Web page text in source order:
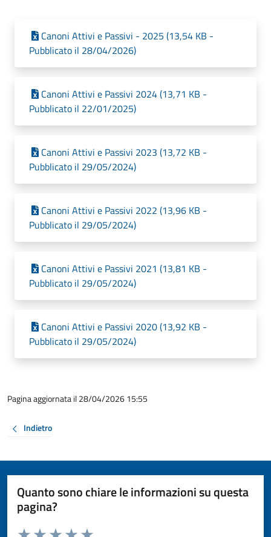
Canoni Attivi e Passivi - 2025 (13,54 KB -
Pubblicato il 28/04/2026)
Canoni Attivi e Passivi 2024 (13,71 KB -
Pubblicato il 22/01/2025)
Canoni Attivi e Passivi 2023 (13,72 KB -
Pubblicato il 29/05/2024)
Canoni Attivi e Passivi 2022 (13,96 KB -
Pubblicato il 29/05/2024)
Canoni Attivi e Passivi 2021 (13,81 KB -
Pubblicato il 29/05/2024)
Canoni Attivi e Passivi 2020 (13,92 KB -
Pubblicato il 29/05/2024)
Pagina aggiornata il 28/04/2026 15:55
Indietro
Quanto sono chiare le informazioni su questa
pagina?
Valuta da 1 a 5 stelle la pagina